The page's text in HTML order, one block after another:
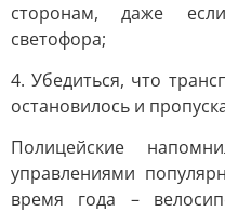
сторонам, даже
светофора;
4. Убедиться, что
остановилось и
Полицейские
управлениями
время года –